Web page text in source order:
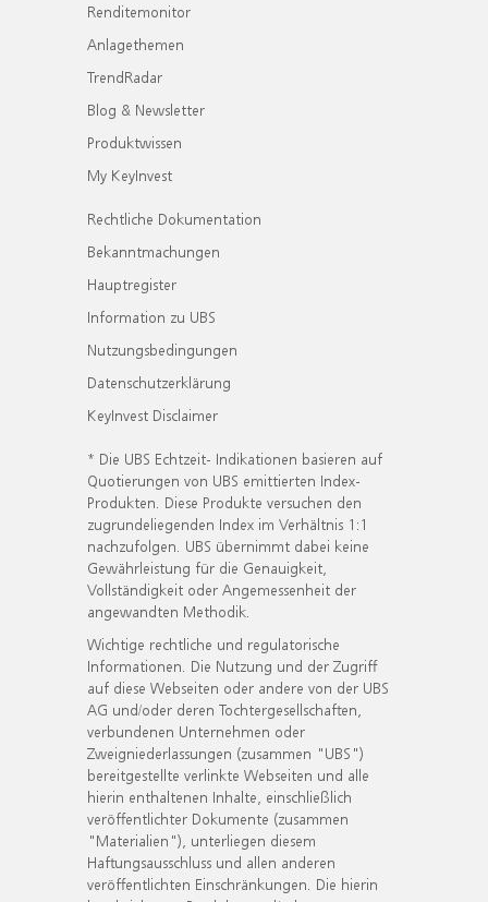
Renditemonitor
Anlagethemen
TrendRadar
Blog & Newsletter
Produktwissen
My KeyInvest
Rechtliche Dokumentation
Bekanntmachungen
Hauptregister
Information zu UBS
Nutzungsbedingungen
Datenschutzerklärung
KeyInvest Disclaimer
* Die UBS Echtzeit- Indikationen basieren auf
Quotierungen von UBS emittierten Index-
Produkten. Diese Produkte versuchen den
zugrundeliegenden Index im Verhältnis 1:1
nachzufolgen. UBS übernimmt dabei keine
Gewährleistung für die Genauigkeit,
Vollständigkeit oder Angemessenheit der
angewandten Methodik.
Wichtige rechtliche und regulatorische
Informationen. Die Nutzung und der Zugriff
auf diese Webseiten oder andere von der UBS
AG und/oder deren Tochtergesellschaften,
verbundenen Unternehmen oder
Zweigniederlassungen (zusammen "UBS")
bereitgestellte verlinkte Webseiten und alle
hierin enthaltenen Inhalte, einschließlich
veröffentlichter Dokumente (zusammen
"Materialien"), unterliegen diesem
Haftungsausschluss und allen anderen
veröffentlichten Einschränkungen. Die hierin